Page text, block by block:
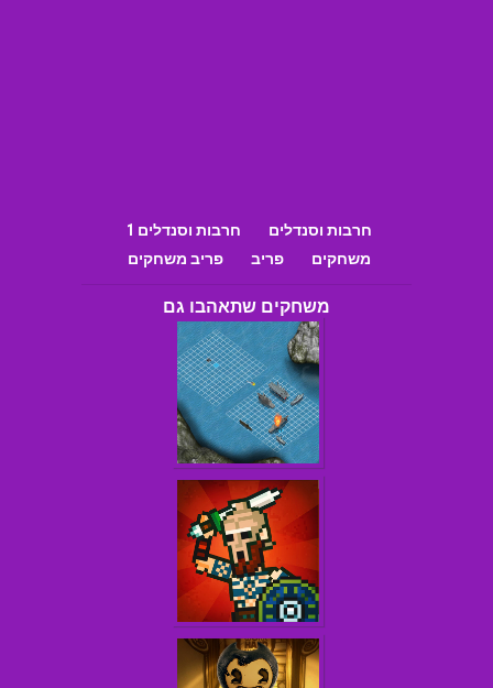
חרבות וסנדלים
חרבות וסנדלים 1
משחקים
פריב פריב משחקים
משחקים שתאהבו גם